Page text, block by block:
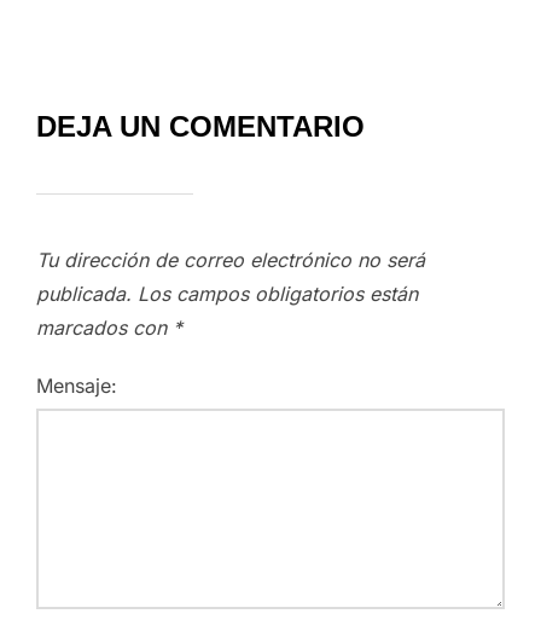
DEJA UN COMENTARIO
Tu dirección de correo electrónico no será
publicada. Los campos obligatorios están
marcados con *
Mensaje: